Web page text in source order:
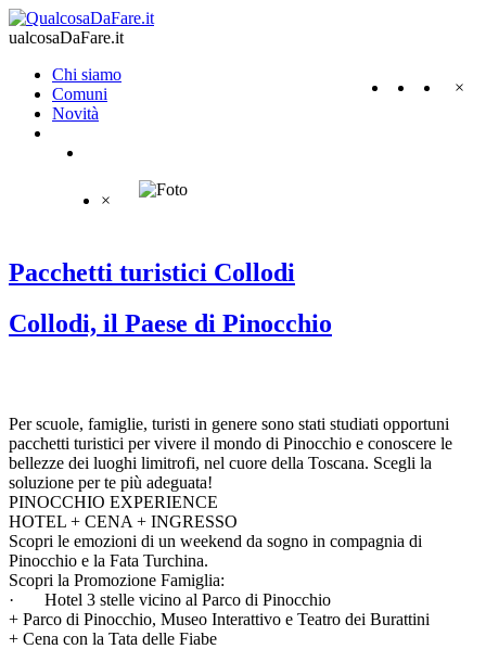
ualcosaDaFare.it
×
Chi siamo
Comuni
Novità
×
Pacchetti turistici Collodi
Collodi, il Paese di Pinocchio
Per scuole, famiglie, turisti in genere sono stati studiati opportuni
pacchetti turistici per vivere il mondo di Pinocchio e conoscere le
bellezze dei luoghi limitrofi, nel cuore della Toscana. Scegli la
soluzione per te più adeguata!
PINOCCHIO EXPERIENCE
HOTEL + CENA + INGRESSO
Scopri le emozioni di un weekend da sogno in compagnia di
Pinocchio e la Fata Turchina.
Scopri la Promozione Famiglia:
· Hotel 3 stelle vicino al Parco di Pinocchio
+ Parco di Pinocchio, Museo Interattivo e Teatro dei Burattini
+ Cena con la Tata delle Fiabe